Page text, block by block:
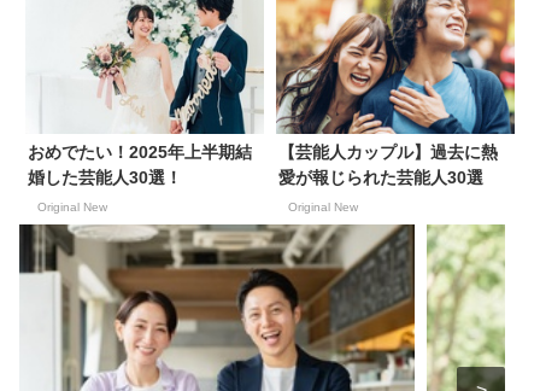
おめでたい！2025年上半期結
婚した芸能人30選！
Original New
【芸能人カップル】過去に熱
愛が報じられた芸能人30選
Original New